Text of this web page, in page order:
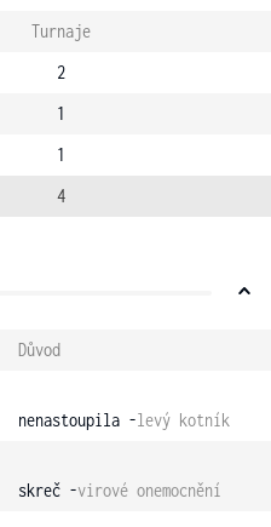
Turnaje
2
1
1
4
Důvod
nenastoupila -levý kotník
skreč -virové onemocnění